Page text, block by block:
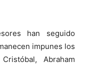
han seguido
impunes los
Abraham